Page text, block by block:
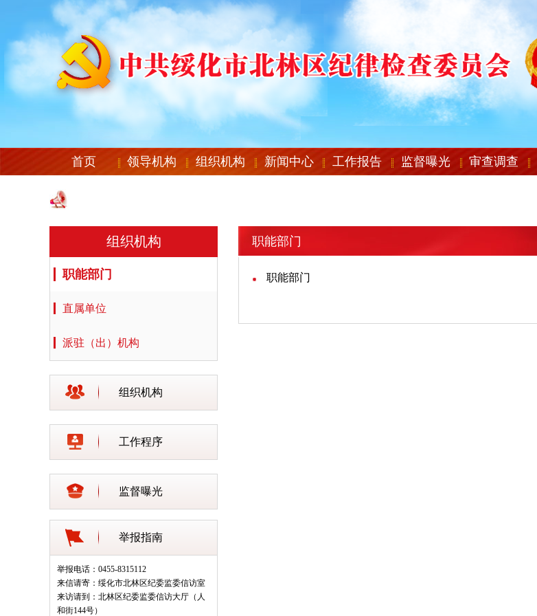
首页 领导机构 组织机构 新闻中心 工作报告 监督曝光 审查调查
组织机构
职能部门
直属单位
派驻（出）机构
组织机构
工作程序
监督曝光
举报指南
举报电话：0455-8315112
来信请寄：绥化市北林区纪委监委信访室
来访请到：北林区纪委监委信访大厅（人
和街144号）
职能部门
职能部门